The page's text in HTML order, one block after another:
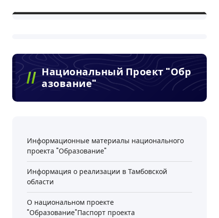
Национальный Проект "Обр
Азование"
Информационные материалы национального
проекта "Образование"
Информация о реализации в Тамбовской
области
О национальном проекте
"Образование"Паспорт проекта